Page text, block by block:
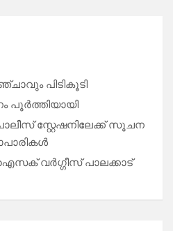
പിടികൂടി
പൂർത്തിയായി
സ്റ്റേഷനിലേക്ക് സൂചന
വര്‍ഗ്ഗീസ് പാലക്കാട്